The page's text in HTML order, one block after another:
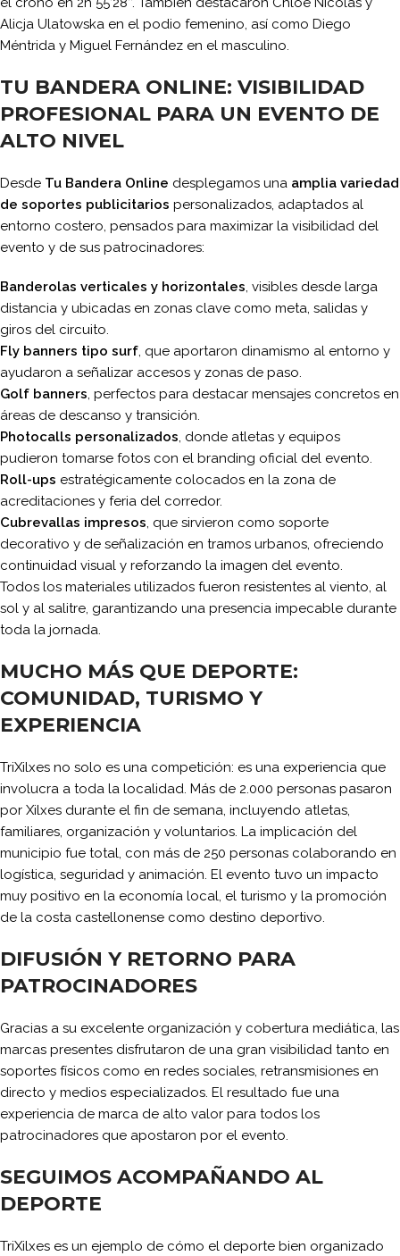
Alicja Ulatowska en el podio femenino, así como Diego
Méntrida y Miguel Fernández en el masculino.
TU BANDERA ONLINE: VISIBILIDAD
PROFESIONAL PARA UN EVENTO DE
ALTO NIVEL
Desde Tu Bandera Online desplegamos una amplia variedad
de soportes publicitarios personalizados, adaptados al
entorno costero, pensados para maximizar la visibilidad del
evento y de sus patrocinadores:
Banderolas verticales y horizontales, visibles desde larga
distancia y ubicadas en zonas clave como meta, salidas y
giros del circuito.
Fly banners tipo surf, que aportaron dinamismo al entorno y
ayudaron a señalizar accesos y zonas de paso.
Golf banners, perfectos para destacar mensajes concretos en
áreas de descanso y transición.
Photocalls personalizados, donde atletas y equipos
pudieron tomarse fotos con el branding oficial del evento.
Roll-ups estratégicamente colocados en la zona de
acreditaciones y feria del corredor.
Cubrevallas impresos, que sirvieron como soporte
decorativo y de señalización en tramos urbanos, ofreciendo
continuidad visual y reforzando la imagen del evento.
Todos los materiales utilizados fueron resistentes al viento, al
sol y al salitre, garantizando una presencia impecable durante
toda la jornada.
MUCHO MÁS QUE DEPORTE:
COMUNIDAD, TURISMO Y
EXPERIENCIA
TriXilxes no solo es una competición: es una experiencia que
involucra a toda la localidad. Más de 2.000 personas pasaron
por Xilxes durante el fin de semana, incluyendo atletas,
familiares, organización y voluntarios. La implicación del
municipio fue total, con más de 250 personas colaborando en
logística, seguridad y animación. El evento tuvo un impacto
muy positivo en la economía local, el turismo y la promoción
de la costa castellonense como destino deportivo.
DIFUSIÓN Y RETORNO PARA
PATROCINADORES
Gracias a su excelente organización y cobertura mediática, las
marcas presentes disfrutaron de una gran visibilidad tanto en
soportes físicos como en redes sociales, retransmisiones en
directo y medios especializados. El resultado fue una
experiencia de marca de alto valor para todos los
patrocinadores que apostaron por el evento.
SEGUIMOS ACOMPAÑANDO AL
DEPORTE
TriXilxes es un ejemplo de cómo el deporte bien organizado